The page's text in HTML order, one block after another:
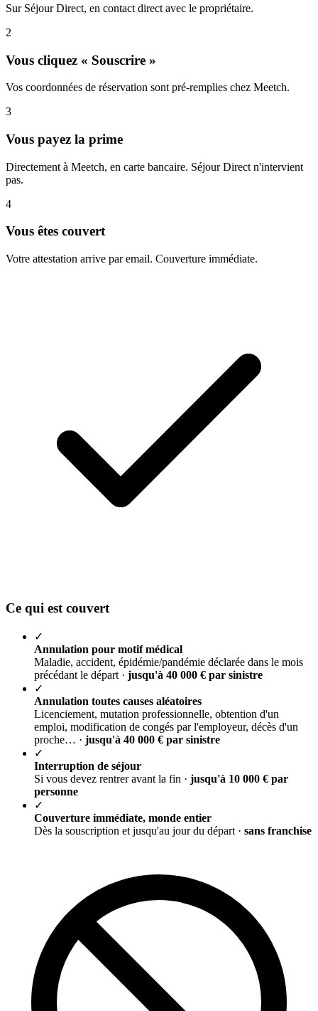
Sur Séjour Direct, en contact direct avec le propriétaire.
2
Vous cliquez « Souscrire »
Vos coordonnées de réservation sont pré-remplies chez Meetch.
3
Vous payez la prime
Directement à Meetch, en carte bancaire. Séjour Direct n'intervient
pas.
4
Vous êtes couvert
Votre attestation arrive par email. Couverture immédiate.
Ce qui est couvert
✓
Annulation pour motif médical
Maladie, accident, épidémie/pandémie déclarée dans le mois
précédant le départ · jusqu'à 40 000 € par sinistre
✓
Annulation toutes causes aléatoires
Licenciement, mutation professionnelle, obtention d'un
emploi, modification de congés par l'employeur, décès d'un
proche… · jusqu'à 40 000 € par sinistre
✓
Interruption de séjour
Si vous devez rentrer avant la fin · jusqu'à 10 000 € par
personne
✓
Couverture immédiate, monde entier
Dès la souscription et jusqu'au jour du départ · sans franchise